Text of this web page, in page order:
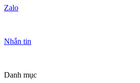
Zalo
Nhắn tin
Danh mục